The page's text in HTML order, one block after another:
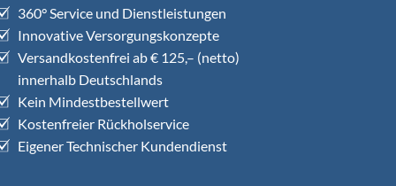
360° Service und Dienstleistungen
Innovative Versorgungskonzepte
Versandkostenfrei ab € 125,– (netto)
innerhalb Deutschlands
Kein Mindestbestellwert
Kostenfreier Rückholservice
Eigener Technischer Kundendienst